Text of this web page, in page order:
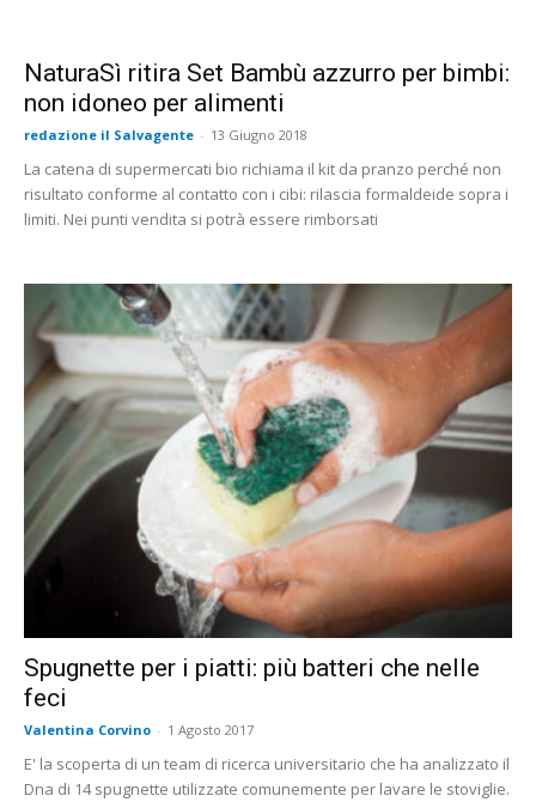
NaturaSì ritira Set Bambù azzurro per bimbi:
non idoneo per alimenti
redazione il Salvagente - 13 Giugno 2018
La catena di supermercati bio richiama il kit da pranzo perché non
risultato conforme al contatto con i cibi: rilascia formaldeide sopra i
limiti. Nei punti vendita si potrà essere rimborsati
Spugnette per i piatti: più batteri che nelle
feci
Valentina Corvino - 1 Agosto 2017
E' la scoperta di un team di ricerca universitario che ha analizzato il
Dna di 14 spugnette utilizzate comunemente per lavare le stoviglie.